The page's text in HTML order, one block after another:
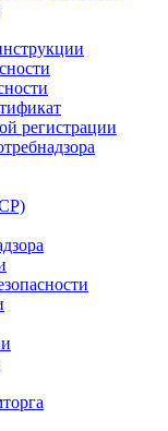
регистрации